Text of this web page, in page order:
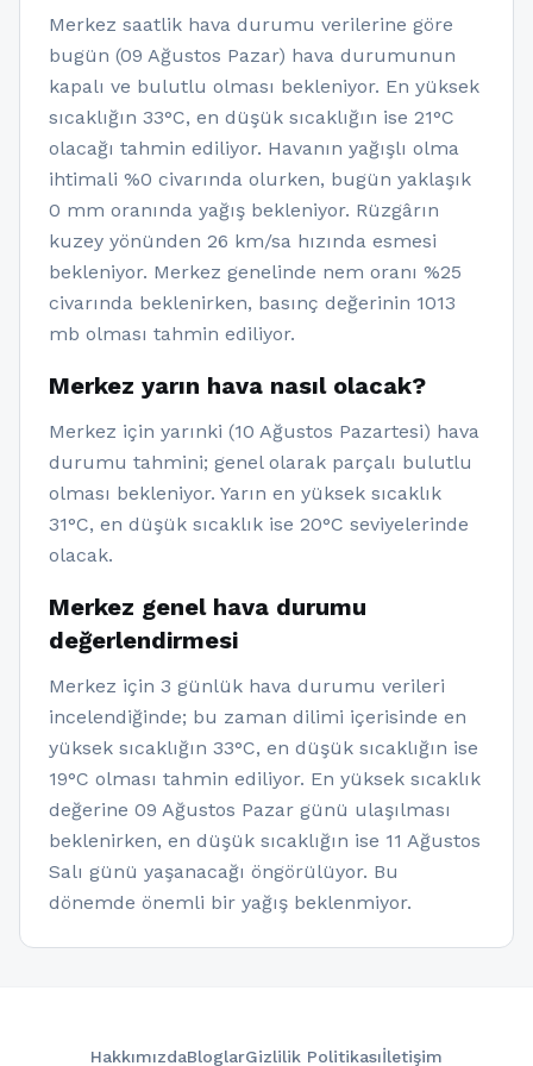
Merkez saatlik hava durumu verilerine göre
bugün (09 Ağustos Pazar) hava durumunun
kapalı ve bulutlu olması bekleniyor. En yüksek
sıcaklığın 33°C, en düşük sıcaklığın ise 21°C
olacağı tahmin ediliyor. Havanın yağışlı olma
ihtimali %0 civarında olurken, bugün yaklaşık
0 mm oranında yağış bekleniyor. Rüzgârın
kuzey yönünden 26 km/sa hızında esmesi
bekleniyor. Merkez genelinde nem oranı %25
civarında beklenirken, basınç değerinin 1013
mb olması tahmin ediliyor.
Merkez yarın hava nasıl olacak?
Merkez için yarınki (10 Ağustos Pazartesi) hava
durumu tahmini; genel olarak parçalı bulutlu
olması bekleniyor. Yarın en yüksek sıcaklık
31°C, en düşük sıcaklık ise 20°C seviyelerinde
olacak.
Merkez genel hava durumu
değerlendirmesi
Merkez için 3 günlük hava durumu verileri
incelendiğinde; bu zaman dilimi içerisinde en
yüksek sıcaklığın 33°C, en düşük sıcaklığın ise
19°C olması tahmin ediliyor. En yüksek sıcaklık
değerine 09 Ağustos Pazar günü ulaşılması
beklenirken, en düşük sıcaklığın ise 11 Ağustos
Salı günü yaşanacağı öngörülüyor. Bu
dönemde önemli bir yağış beklenmiyor.
HakkımızdaBloglarGizlilik Politikasıİletişim